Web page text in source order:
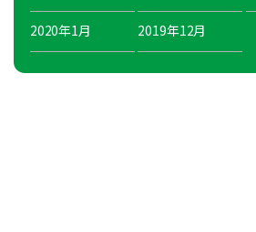
2020年1月 2019年12月